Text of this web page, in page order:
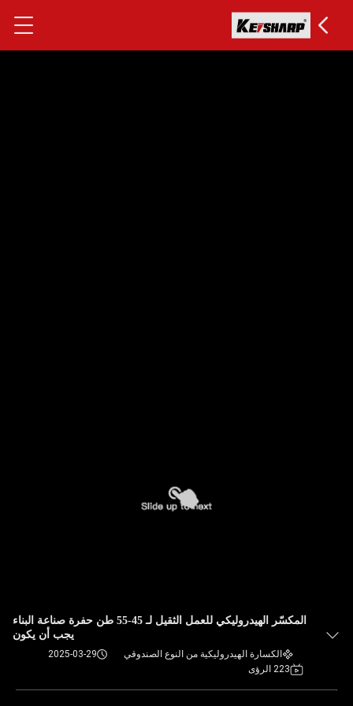
المكسّر الهيدروليكي للعمل الثقيل لـ 45-55 طن حفرة صناعة البناء
يجب أن يكون
الكسارة الهيدروليكية من النوع الصندوقي
2025-03-29
223 الرؤى